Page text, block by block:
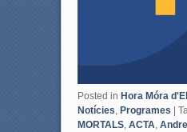
Posted in Hora Móra
Notícies Programes |
MORTALS, ACTA